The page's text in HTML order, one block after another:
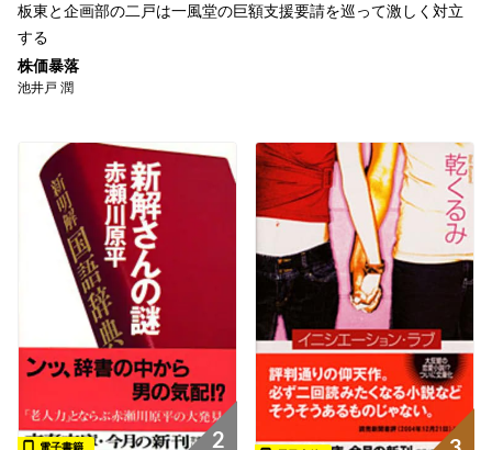
板東と企画部の二戸は一風堂の巨額支援要請を巡って激しく対立
する
株価暴落
池井戸 潤
2